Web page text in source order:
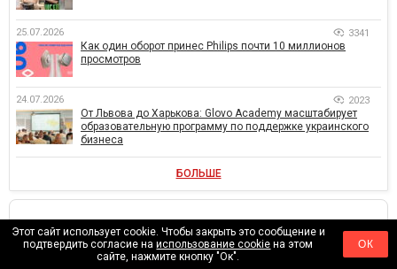
25.07.2026 3341
Как один оборот принес Philips почти 10 миллионов
просмотров
24.07.2026 2023
От Львова до Харькова: Glovo Academy масштабирует
образовательную программу по поддержке украинского
бизнеса
БОЛЬШЕ
Раз на тиждень ми відправляємо дайджест з
найпопулярнішими статтями.
Этот сайт использует cookie. Чтобы закрыть это сообщение и
подтвердить согласие наиспользование cookie на этом
сайте, нажмите кнопку "Ок".
ОК